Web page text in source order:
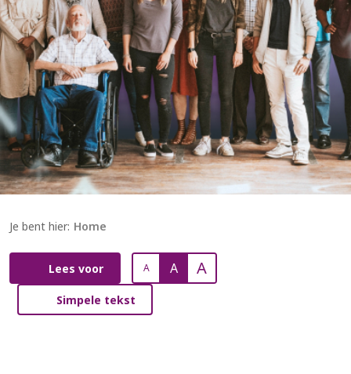
Je bent hier: Home
Lees voor A A A
Simpele tekst